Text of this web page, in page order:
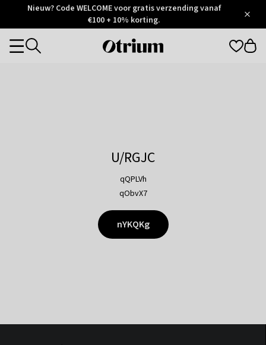
Otrium
Trustpilot
Nieuw? Code WELCOME voor gratis verzending vanaf
€100 + 10% korting.
Otrium
Categories
U/RGJC
qQPLVh
qObvX7
nYKQKg